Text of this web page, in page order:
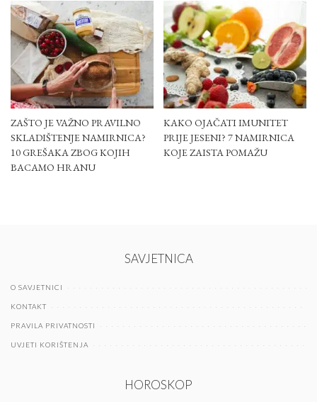
ZAŠTO JE VAŽNO PRAVILNO
SKLADIŠTENJE NAMIRNICA?
10 GREŠAKA ZBOG KOJIH
BACAMO HRANU
KAKO OJAČATI IMUNITET
PRIJE JESENI? 7 NAMIRNICA
KOJE ZAISTA POMAŽU
SAVJETNICA
O SAVJETNICI
KONTAKT
PRAVILA PRIVATNOSTI
UVJETI KORIŠTENJA
HOROSKOP